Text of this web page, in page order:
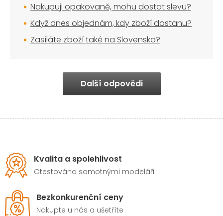
Nakupuji opakovaně, mohu dostat slevu?
Když dnes objednám, kdy zboží dostanu?
Zasíláte zboží také na Slovensko?
Další odpovědi
Kvalita a spolehlivost
Otestováno samotnými modeláři
Bezkonkurenční ceny
Nakupte u nás a ušetříte